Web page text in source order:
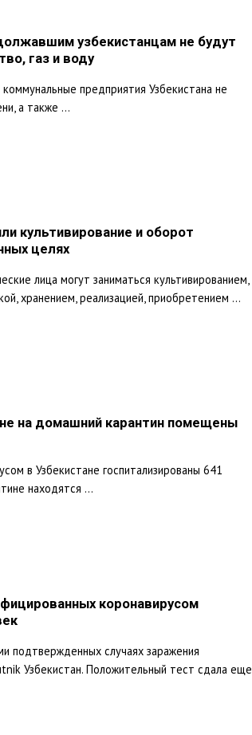
узбекистанцам не будут
газ и воду
предприятия Узбекистана не
а также ...
культивирование и оборот
целях
лица могут заниматься культивированием,
хранением, реализацией, приобретением ...
на домашний карантин помещены
в Узбекистане госпитализированы 641
находятся ...
коронавирусом
подтвержденных случаях заражения
Узбекистан. Положительный тест сдала еще